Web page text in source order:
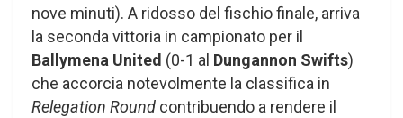
nove minuti). A ridosso del fischio finale, arriva
la seconda vittoria in campionato per il
Ballymena United (0-1 al Dungannon Swifts)
che accorcia notevolmente la classifica in
Relegation Round contribuendo a rendere il